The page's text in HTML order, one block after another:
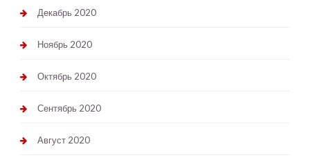
Декабрь 2020
Ноябрь 2020
Октябрь 2020
Сентябрь 2020
Август 2020